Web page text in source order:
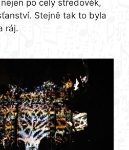
po celý středověk,
Stejně tak to byla
ráj.